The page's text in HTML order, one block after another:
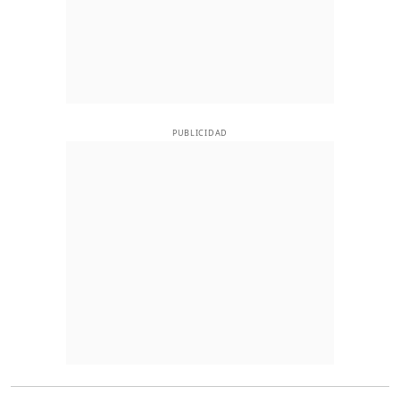
PUBLICIDAD